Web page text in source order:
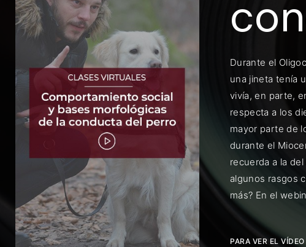
Durante el
una jineta tenía
vivía, en parte,
respecta a los
mayor parte de
durante el
recuerda a la
algunos rasgos
más? En el
PARA VER EL
Recuérdame